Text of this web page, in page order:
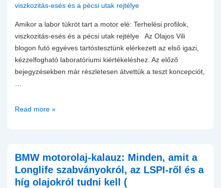
Amikor a labor tükröt tart a motor elé: Terhelési profilok,
viszkozitás-esés és a pécsi utak rejtélye Az Olajos Vili
blogon futó egyéves tartóstesztünk elérkezett az első igazi,
kézzelfogható laboratóriumi kiértékeléshez. Az előző
bejegyzésekben már részletesen átvettük a teszt koncepciót,
Petronas
40
olajminta
eredmény
Read more »
BMW motorolaj-kalauz: Minden, amit a
Longlife szabványokról, az LSPI-ről és a
híg olajokról tudni kell (